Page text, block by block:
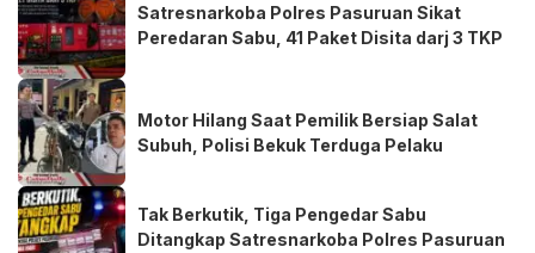
Satresnarkoba Polres Pasuruan Sikat
Peredaran Sabu, 41 Paket Disita darj 3 TKP
Motor Hilang Saat Pemilik Bersiap Salat
Subuh, Polisi Bekuk Terduga Pelaku
Tak Berkutik, Tiga Pengedar Sabu
Ditangkap Satresnarkoba Polres Pasuruan